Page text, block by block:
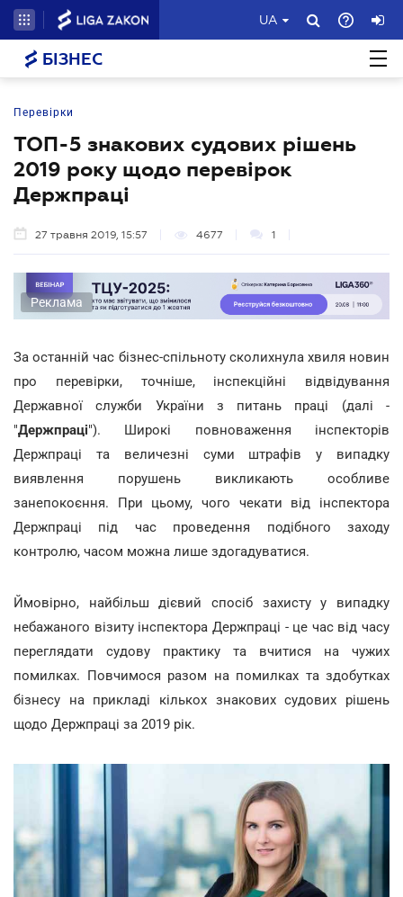
UA
БІЗНЕС
Перевірки
ТОП-5 знакових судових рішень
2019 року щодо перевірок
Держпраці
27 травня 2019, 15:57 4677 1
Реклама
За останній час бізнес-спільноту сколихнула хвиля новин
про перевірки, точніше, інспекційні відвідування
Державної служби України з питань праці (далі -
"Держпраці"). Широкі повноваження інспекторів
Держпраці та величезні суми штрафів у випадку
виявлення порушень викликають особливе
занепокоєння. При цьому, чого чекати від інспектора
Держпраці під час проведення подібного заходу
контролю, часом можна лише здогадуватися.
Ймовірно, найбільш дієвий спосіб захисту у випадку
небажаного візиту інспектора Держпраці - це час від часу
переглядати судову практику та вчитися на чужих
помилках. Повчимося разом на помилках та здобутках
бізнесу на прикладі кількох знакових судових рішень
щодо Держпраці за 2019 рік.